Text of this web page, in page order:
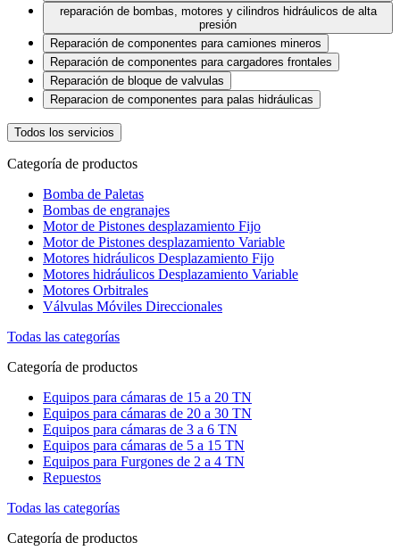
reparación de bombas, motores y cilindros hidráulicos de alta
presión
Reparación de componentes para camiones mineros
Reparación de componentes para cargadores frontales
Reparación de bloque de valvulas
Reparacion de componentes para palas hidráulicas
Todos los servicios
Categoría de productos
Bomba de Paletas
Bombas de engranajes
Motor de Pistones desplazamiento Fijo
Motor de Pistones desplazamiento Variable
Motores hidráulicos Desplazamiento Fijo
Motores hidráulicos Desplazamiento Variable
Motores Orbitrales
Válvulas Móviles Direccionales
Todas las categorías
Categoría de productos
Equipos para cámaras de 15 a 20 TN
Equipos para cámaras de 20 a 30 TN
Equipos para cámaras de 3 a 6 TN
Equipos para cámaras de 5 a 15 TN
Equipos para Furgones de 2 a 4 TN
Repuestos
Todas las categorías
Categoría de productos